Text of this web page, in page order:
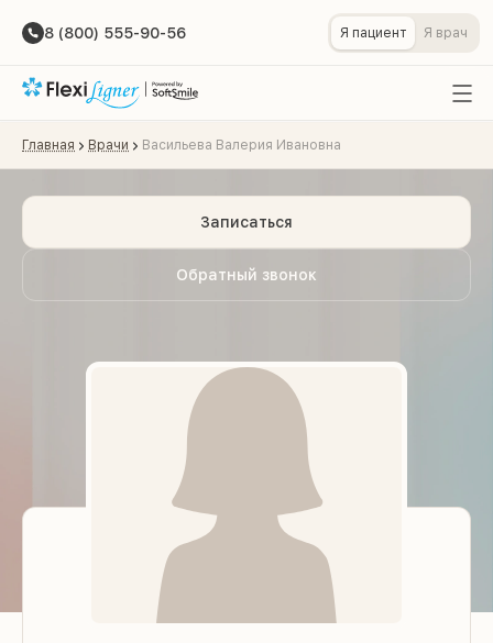
8 (800) 555-90-56 Я пациент Я врач
Главная Врачи Васильева Валерия Ивановна
Обратный звонок
Записаться